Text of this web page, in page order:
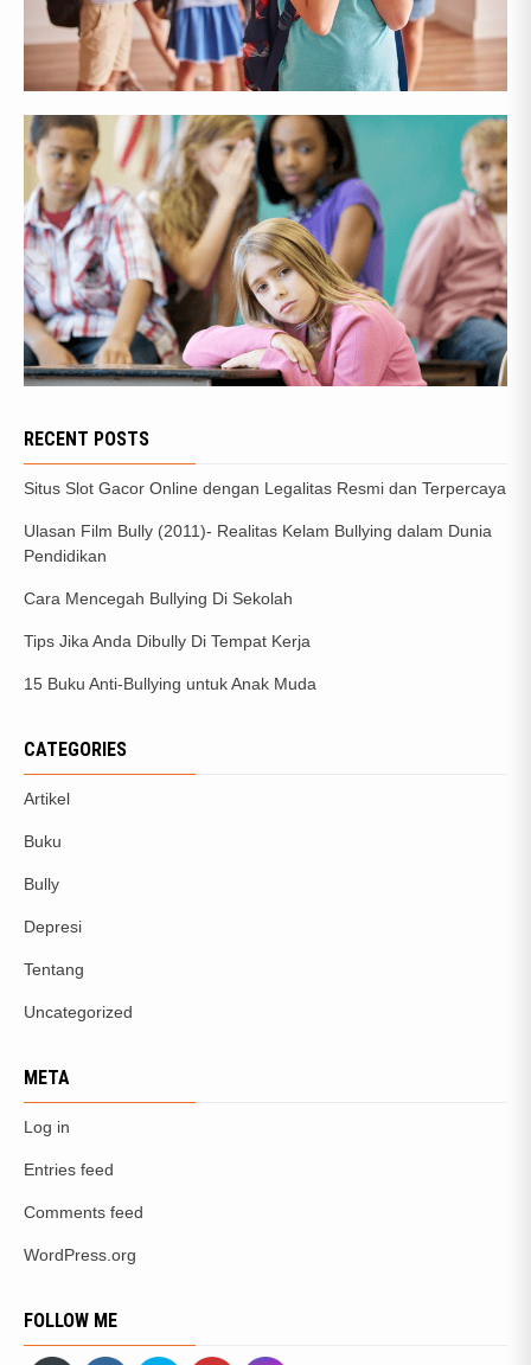
RECENT POSTS
Situs Slot Gacor Online dengan Legalitas Resmi dan Terpercaya
Ulasan Film Bully (2011)- Realitas Kelam Bullying dalam Dunia
Pendidikan
Cara Mencegah Bullying Di Sekolah
Tips Jika Anda Dibully Di Tempat Kerja
15 Buku Anti-Bullying untuk Anak Muda
CATEGORIES
Artikel
Buku
Bully
Depresi
Tentang
Uncategorized
META
Log in
Entries feed
Comments feed
WordPress.org
FOLLOW ME